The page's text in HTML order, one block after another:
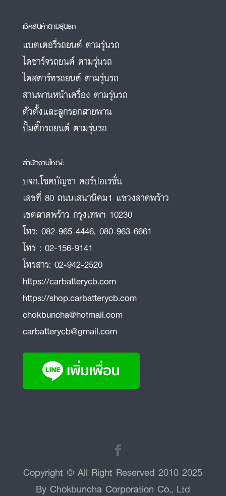
เช็คสินค้าตามรุ่นรถ
แบตเตอรี่รถยนต์ ตามรุ่นรถ
ไดชาร์จรถยนต์ ตามรุ่นรถ
ไดสตาร์ทรถยนต์ ตามรุ่นรถ
สานพานหน้าเครื่อง ตามรุ่นรถ
ตัวตั้งและลูกรอกสายพาน
ปั้มติ๊กรถยนต์ ตามรุ่นรถ
สำนักงานใหญ่:
บจก.โชคบัญชา คอร์ปอเรชั่น
เลขที่ 80 ถนนเสนานิคม1 แขวงลาดพร้าว
เขตลาดพร้าว กรุงเทพฯ 10230
โทร: 082-965-4446, 080-963-6661
โทร : 02-156-9141
โทรสาร: 02-942-2520
https://carbatterycb.com
https://shop.carbatterycb.com
chokbuncha@hotmail.com
carbatterycb@gmail.com
Copyright © All Right Reserved 2010-2025
By Chokbuncha Corporation Co., Ltd